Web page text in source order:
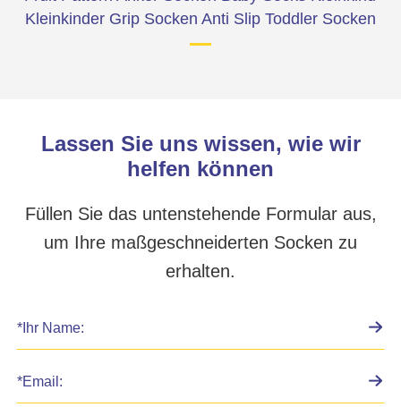
Kleinkinder Grip Socken Anti Slip Toddler Socken
Lassen Sie uns wissen, wie wir
helfen können
Füllen Sie das untenstehende Formular aus,
um Ihre maßgeschneiderten Socken zu
erhalten.